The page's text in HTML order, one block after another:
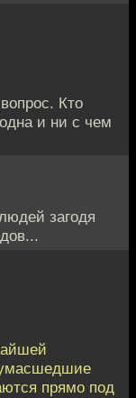
Кто
и ни с чем
загодя
прямо под